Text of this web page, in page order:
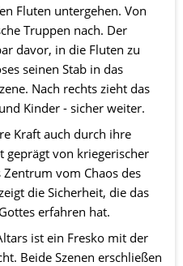
Fluten untergehen. Von
Truppen nach. Der
davor, in die Fluten zu
seinen Stab in das
Nach rechts zieht das
Kinder - sicher weiter.
Kraft auch durch ihre
geprägt von kriegerischer
vom Chaos des
die Sicherheit, die das
erfahren hat.
ist ein Fresko mit der
Beide Szenen erschließen